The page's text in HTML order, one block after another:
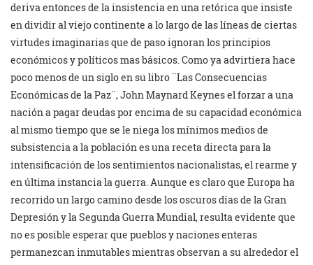
deriva entonces de la insistencia en una retórica que insiste
en dividir al viejo continente a lo largo de las líneas de ciertas
virtudes imaginarias que de paso ignoran los principios
económicos y políticos mas básicos. Como ya advirtiera hace
poco menos de un siglo en su libro ¨Las Consecuencias
Económicas de la Paz¨, John Maynard Keynes el forzar a una
nación a pagar deudas por encima de su capacidad económica
al mismo tiempo que se le niega los mínimos medios de
subsistencia a la población es una receta directa para la
intensificación de los sentimientos nacionalistas, el rearme y
en última instancia la guerra. Aunque es claro que Europa ha
recorrido un largo camino desde los oscuros días de la Gran
Depresión y la Segunda Guerra Mundial, resulta evidente que
no es posible esperar que pueblos y naciones enteras
permanezcan inmutables mientras observan a su alrededor el